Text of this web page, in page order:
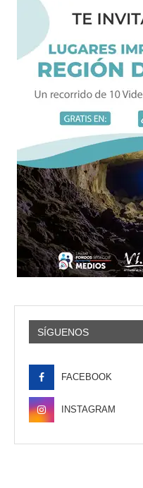
SÍGUENOS
FACEBOOK
INSTAGRAM